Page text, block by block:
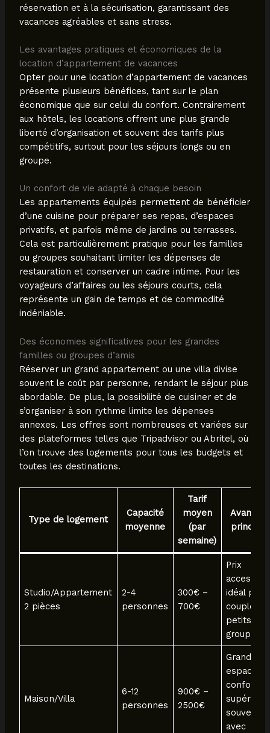
réservation et à la sécurisation, garantissant des
vacances agréables et sans stress.
Les avantages pratiques et économiques de la
location d’appartement de vacances
Opter pour une location d’appartement de vacances
présente plusieurs bénéfices, tant sur le plan
économique que sur celui du confort. Contrairement
aux hôtels, les locations offrent une plus grande
liberté d’organisation et souvent des tarifs plus
compétitifs, surtout pour les séjours longs ou en
groupe.
Un confort de vie adapté à chaque besoin
Les appartements équipés permettent de bénéficier
d’une cuisine pour préparer ses repas, d’espaces
privatifs, et parfois même de jardins ou terrasses.
Cela est particulièrement pratique pour les familles
ou groupes souhaitant limiter les dépenses de
restauration et conserver un cadre intime. Pour les
voyageurs d’affaires ou les séjours courts, cela
représente un gain de temps et de commodité
indéniable.
Des économies significatives pour les grandes
familles ou groupes d’amis
Réserver un grand appartement ou une villa divise
souvent le coût par personne, rendant le séjour plus
abordable. De plus, la possibilité de cuisiner et de
s’organiser à son rythme limite les dépenses
annexes. Les offres sont nombreuses et variées sur
des plateformes telles que Tripadvisor ou Abritel, où
l’on trouve des logements pour tous les budgets et
toutes les destinations.
Type de logement
Capacité
moyenne
Tarif
moyen
(par
semaine)
Studio/Appartement
2 pièces
2-4
personnes
300€ –
700€
Prix
idéal pour
couples
petits
groupes.
Maison/Villa
6-12
personnes
900€ –
2500€
Grand
espace,
confort
supérieur,
souvent
avec